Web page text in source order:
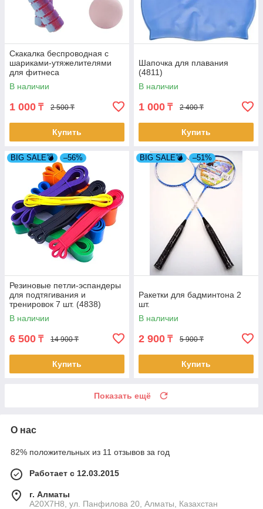
Скакалка беспроводная с
шариками-утяжелителями
для фитнеса
В наличии
1 000 ₸ 2 500 ₸
Купить
Шапочка для плавания
(4811)
В наличии
1 000 ₸ 2 400 ₸
Купить
BIG SALE💣 –56%
Резиновые петли-эспандеры
для подтягивания и
тренировок 7 шт. (4838)
В наличии
6 500 ₸ 14 900 ₸
Купить
BIG SALE💣 –51%
Ракетки для бадминтона 2
шт.
В наличии
2 900 ₸ 5 900 ₸
Купить
Показать ещё
О нас
82% положительных из 11 отзывов за год
Работает с 12.03.2015
г. Алматы
A20X7H8, ул. Панфилова 20, Алматы, Казахстан